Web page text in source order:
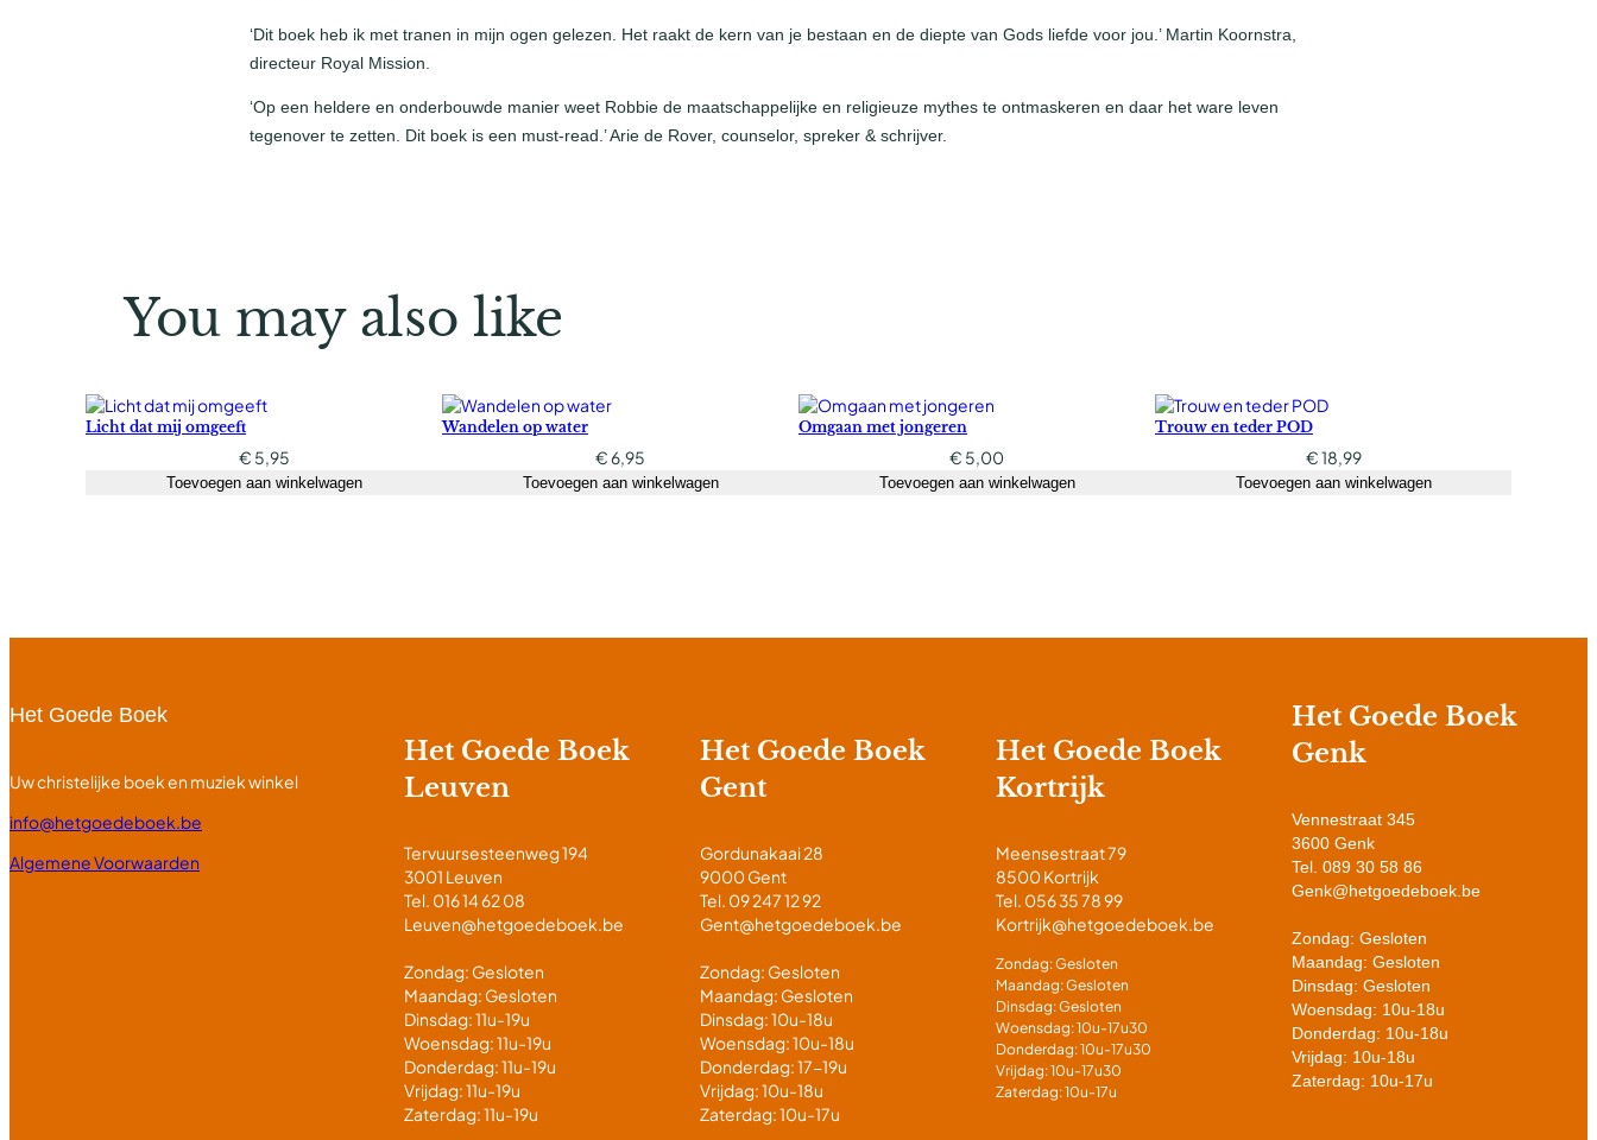
‘Dit boek heb ik met tranen in mijn ogen gelezen. Het raakt de kern van je bestaan en de diepte van Gods liefde voor jou.’ Martin Koornstra,
directeur Royal Mission.
‘Op een heldere en onderbouwde manier weet Robbie de maatschappelijke en religieuze mythes te ontmaskeren en daar het ware leven
tegenover te zetten. Dit boek is een must-read.’ Arie de Rover, counselor, spreker & schrijver.
You may also like
Licht dat mij omgeeft
€ 5,95
Toevoegen aan winkelwagen
Wandelen op water
€6,95
Toevoegen aan winkelwagen
Omgaan met jongeren
€ 5,00
Toevoegen aan winkelwagen
Trouw en teder POD
€18,99
Toevoegen aan winkelwagen
Het Goede Boek
Uw christelijke boek en muziek winkel
info@hetgoedeboek.be
Algemene Voorwaarden
Het Goede Boek
Leuven
Tervuursesteenweg 194
3001 Leuven
Tel. 016 14 62 08
Leuven@hetgoedeboek.be
Zondag: Gesloten
Maandag: Gesloten
Dinsdag: 11u-19u
Woensdag: 11u-19u
Donderdag: 11u-19u
Vrijdag: 11u-19u
Zaterdag: 11u-19u
Het Goede Boek
Gent
Gordunakaai 28
9000 Gent
Tel. 09 247 12 92
Gent@hetgoedeboek.be
Zondag: Gesloten
Maandag: Gesloten
Dinsdag: 10u-18u
Woensdag: 10u-18u
Donderdag: 17-19u
Vrijdag: 10u-18u
Zaterdag: 10u-17u
Het Goede Boek
Kortrijk
Meensestraat 79
8500 Kortrijk
Tel. 056 35 78 99
Kortrijk@hetgoedeboek.be
Zondag: Gesloten
Maandag: Gesloten
Dinsdag: Gesloten
Woensdag: 10u-17u30
Donderdag: 10u-17u30
Vrijdag: 10u-17u30
Zaterdag: 10u-17u
Het Goede Boek
Genk
Vennestraat 345
3600 Genk
Tel. 089 30 58 86
Genk@hetgoedeboek.be
Zondag: Gesloten
Maandag: Gesloten
Dinsdag: Gesloten
Woensdag: 10u-18u
Donderdag: 10u-18u
Vrijdag: 10u-18u
Zaterdag: 10u-17u